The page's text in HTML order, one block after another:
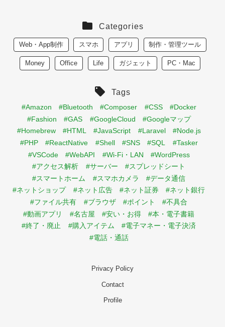
Categories
Web・App制作 スマホ アプリ 制作・管理ツール
Money Office Life ガジェット PC・Mac
Tags
#Amazon #Bluetooth #Composer #CSS
#Docker
#Fashion
#GAS #GoogleCloud
#Googleマップ
#Homebrew
#HTML #JavaScript #Laravel
#Node.js
#PHP
#ReactNative #Shell #SNS #SQL
#Tasker
#VSCode
#WebAPI #Wi-Fi・LAN
#WordPress
#アクセス解析
#サーバー
#スプレッドシート
#スマートホーム
#スマホカメラ
#データ通信
#ネットショップ
#ネット広告 #ネット証券
#ネット銀行
#ファイル共有
#ブラウザ #ポイント
#不具合
#動画アプリ
#名古屋 #安い・お得
#本・電子書籍
#終了・廃止
#購入アイテム
#電子マネー・電子決済
#電話・通話
Privacy Policy
Contact
Profile